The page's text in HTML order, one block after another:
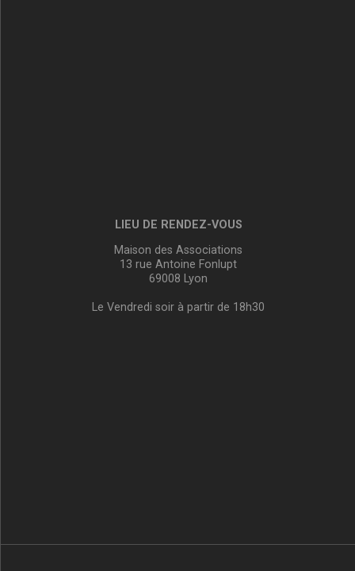
LIEU DE RENDEZ-VOUS
Maison des Associations
13 rue Antoine Fonlupt
69008 Lyon
Le Vendredi soir à partir de 18h30